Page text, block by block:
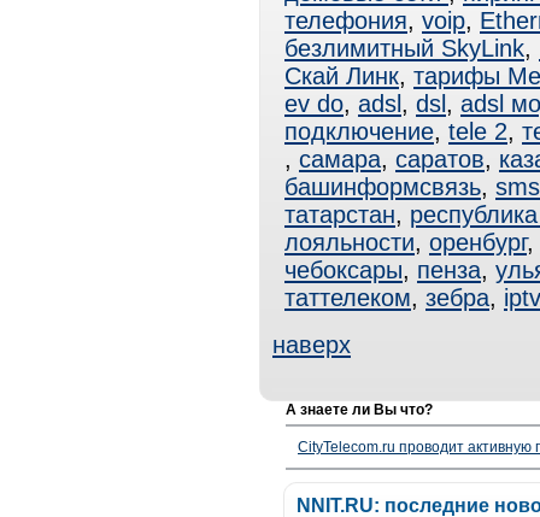
телефония, voip,
безлимитный SkyLink,
Скай Линк, тарифы
ev do, adsl , dsl , adsl
подключение, tele 2,
, самара, саратов,
башинформсвязь, sms
татарстан,
лояльности, оренбург,
чебоксары, пенза,
таттелеком, зебра, iptv
наверх
А знаете ли Вы что?
CityTelecom.ru проводит активную
NNIT.RU: последние